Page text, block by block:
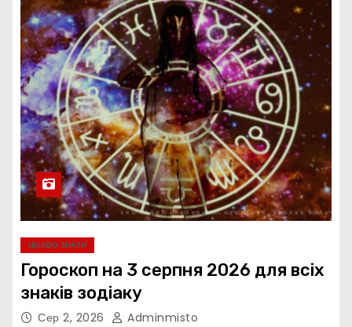
ЦІКАВО ЗНАТИ
Гороскоп на 3 серпня 2026 для всіх
знаків зодіаку
Сер 2, 2026 Adminmisto